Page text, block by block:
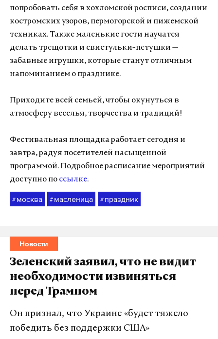
попробовать себя в хохломской росписи, создании
костромских узоров, пермогорской и пижемской
техниках. Также маленькие гости научатся
делать трещотки и свистульки-петушки —
забавные игрушки, которые станут отличным
напоминанием о празднике.
Приходите всей семьей, чтобы окунуться в
атмосферу веселья, творчества и традиций!
Фестивальная площадка работает сегодня и
завтра, радуя посетителей насыщенной
программой. Подробное расписание мероприятий
доступно по ссылке.
# москва # масленица # праздник
Новости
Зеленский заявил, что не видит
необходимости извиняться
перед Трампом
Он признал, что Украине «будет тяжело
победить без поддержки США»